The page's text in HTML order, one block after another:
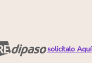
solicítalo Aquí